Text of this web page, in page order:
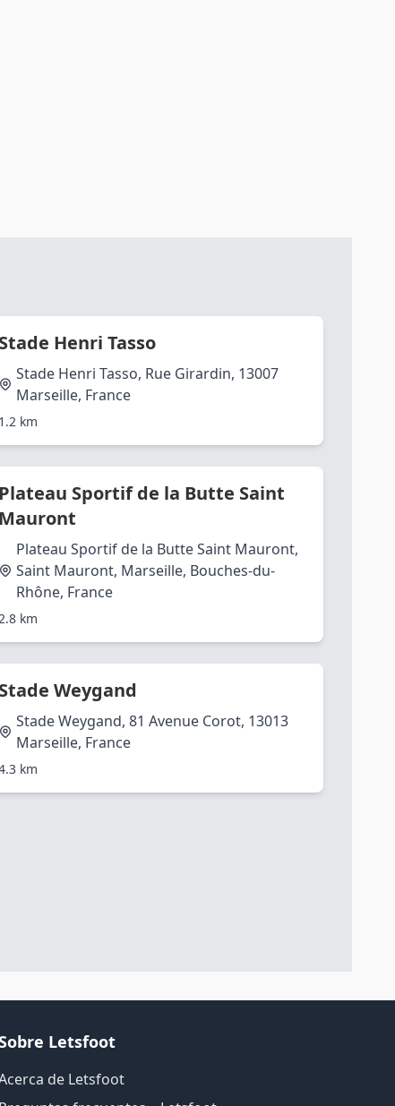
Stade Henri Tasso
Stade Henri Tasso, Rue Girardin, 13007
Marseille, France
1.2 km
Plateau Sportif de la Butte Saint
Mauront
Plateau Sportif de la Butte Saint Mauront,
Saint Mauront, Marseille, Bouches-du-
Rhône, France
km
Stade Weygand
Stade Weygand, 81 Avenue Corot, 13013
Marseille, France
km
Letsfoot
de Letsfoot